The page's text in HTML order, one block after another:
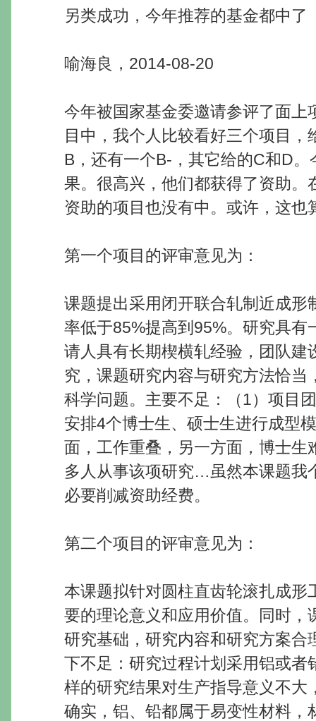
另类成功，今年推荐的基金都中了
喻海良，2014-08-20
今年被国家基金委邀请参评了面
目中，我个人比较看好三个项目
B，还有一个B-，其它给的C和D
果。很高兴，他们都获得了资助
资助的项目也没有中。或许，这也
第一个项目的评审意见为：
课题提出采用闭开联合轧制近成
率低于85%提高到95%。研究具
请人具有长期楔横轧经验，团队
究，课题研究内容与研究方法恰
科学问题。主要不足：（1）项目
安排4个博士生、硕士生进行成型
面，工作重叠，另一方面，博士
多人从事该项研究…虽然本课题我
必要削减资助经费。
第二个项目的评审意见为：
本课题拟针对圆柱直齿轮滚扎成
要的理论意义和应用价值。同时
研究基础，研究内容和研究方案
下不足：研究过程计划采用铝或
样的研究结果对生产指导意义不
确实，铝、铅都属于易变性材料，